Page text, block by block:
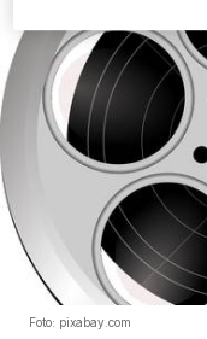
Foto: pixabay.com